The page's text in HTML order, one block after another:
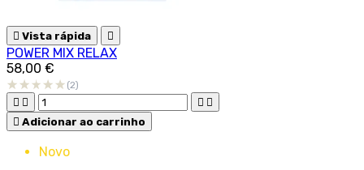
 Vista rápida 
POWER MIX RELAX
58,00 €
(2)
   
 Adicionar ao carrinho
Novo